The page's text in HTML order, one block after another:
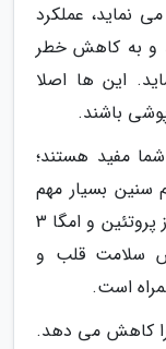
نماید، عملکرد
و به کاهش خطر
این ها اصلا
باشند.
مفید هستند؛
سنین بسیار مهم
خواهد بود. غذاهای دریایی سرشار از پروتئین و امگا 3
سلامت قلب و
است.
کاهش می دهد.